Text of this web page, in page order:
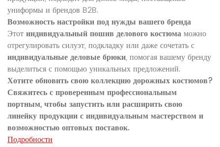
униформы и брендов B2B.
Возможность настройки под нужды вашего бренда
Этотиндивидуальный пошив делового костюмаможно
отрегулировать силуэт, подкладку или даже сочетать с
индивидуальные деловые брюки, помогая вашему бренду
выделиться с помощью уникальных предложений.
Хотите обновить свою коллекцию дорожных костюмов?
Свяжитесь с проверенным профессиональным
портным, чтобы запустить или расширить свою
линейку продукции с индивидуальным мастерством и
возможностью оптовых поставок.
Подробности